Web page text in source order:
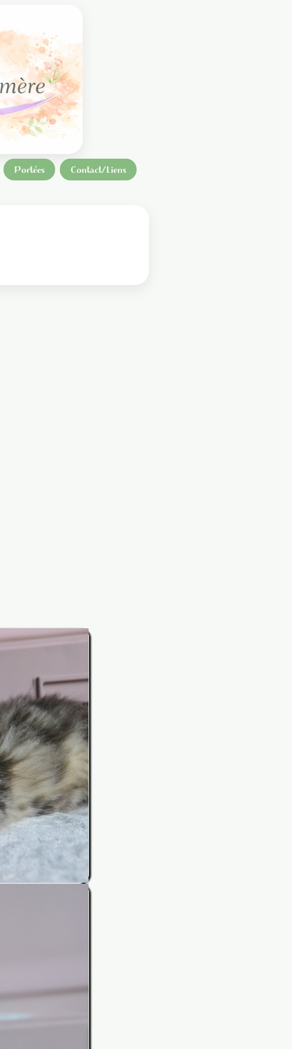
Portées Contact/Liens